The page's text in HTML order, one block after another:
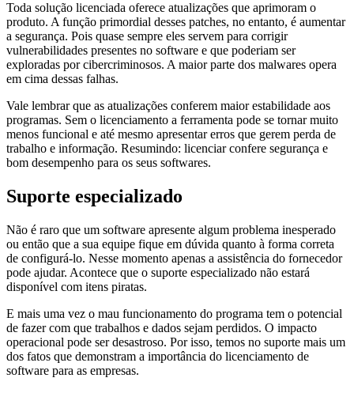
Toda solução licenciada oferece atualizações que aprimoram o
produto. A função primordial desses patches, no entanto, é aumentar
a segurança. Pois quase sempre eles servem para corrigir
vulnerabilidades presentes no software e que poderiam ser
exploradas por cibercriminosos. A maior parte dos malwares opera
em cima dessas falhas.
Vale lembrar que as atualizações conferem maior estabilidade aos
programas. Sem o licenciamento a ferramenta pode se tornar muito
menos funcional e até mesmo apresentar erros que gerem perda de
trabalho e informação. Resumindo: licenciar confere segurança e
bom desempenho para os seus softwares.
Suporte especializado
Não é raro que um software apresente algum problema inesperado
ou então que a sua equipe fique em dúvida quanto à forma correta
de configurá-lo. Nesse momento apenas a assistência do fornecedor
pode ajudar. Acontece que o suporte especializado não estará
disponível com itens piratas.
E mais uma vez o mau funcionamento do programa tem o potencial
de fazer com que trabalhos e dados sejam perdidos. O impacto
operacional pode ser desastroso. Por isso, temos no suporte mais um
dos fatos que demonstram a importância do licenciamento de
software para as empresas.